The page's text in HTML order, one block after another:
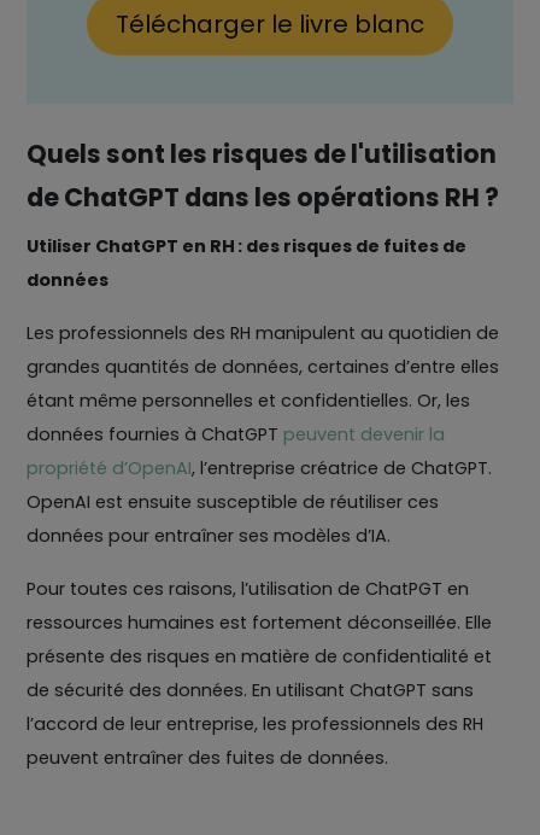
Télécharger le livre blanc
Quels sont les risques de l'utilisation
de ChatGPT dans les opérations RH ?
Utiliser ChatGPT en RH : des risques de fuites de
données
Les professionnels des RH manipulent au quotidien de
grandes quantités de données, certaines d’entre elles
étant même personnelles et confidentielles. Or, les
données fournies à ChatGPT peuvent devenir la
propriété d’OpenAI, l’entreprise créatrice de ChatGPT.
OpenAI est ensuite susceptible de réutiliser ces
données pour entraîner ses modèles d’IA.
Pour toutes ces raisons, l’utilisation de ChatPGT en
ressources humaines est fortement déconseillée. Elle
présente des risques en matière de confidentialité et
de sécurité des données. En utilisant ChatGPT sans
l’accord de leur entreprise, les professionnels des RH
peuvent entraîner des fuites de données.